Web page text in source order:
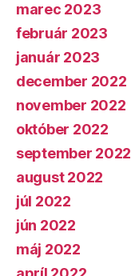
marec 2023
február 2023
január 2023
december 2022
november 2022
október 2022
september 2022
august 2022
júl 2022
jún 2022
máj 2022